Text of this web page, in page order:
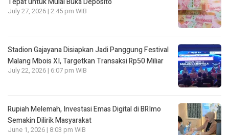
July 27, 2026 | 2:45 pm WIB
Stadion Gajayana Disiapkan Jadi Panggung Festival
Malang Mbois XI, Targetkan Transaksi Rp50 Miliar
July 22, 2026 | 6:07 pm WIB
Rupiah Melemah, Investasi Emas Digital di BRImo
Semakin Dilirik Masyarakat
June 1, 2026 | 8:03 pm WIB